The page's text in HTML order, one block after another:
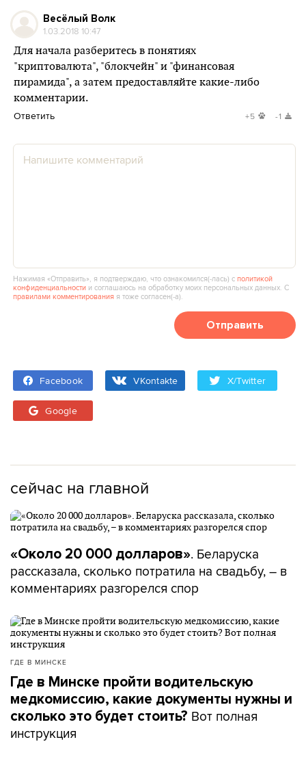
Весёлый Волк
1.03.2018 10:47
Для начала разберитесь в понятиях
"криптовалюта", "блокчейн" и "финансовая
пирамида", а затем предоставляйте какие-либо
комментарии.
Ответить +5 -1
Нажимая «Отправить», я подтверждаю, что ознакомился(‑лась) сполитикой
конфиденциальности и соглашаюсь на обработку моих персональных данных. С
правилами комментирования я тоже согласен(‑а).
Отправить
Facebook VKontakte X/Twitter
Google
сейчас на главной
«Около 20 000 долларов». Беларуска
рассказала, сколько потратила на свадьбу, – в
комментариях разгорелся спор
ГДЕ В МИНСКЕ
Где в Минске пройти водительскую
медкомиссию, какие документы нужны и
сколько это будет стоить? Вот полная
инструкция